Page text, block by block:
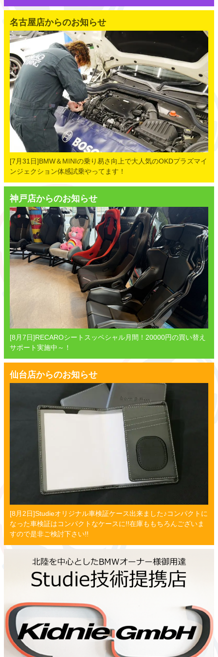
名古屋店からのお知らせ
[7月31日]BMW＆MINIの乗り易さ向上で大人気のOKDプラズマイ
ンジェクション体感試乗やってます！
神戸店からのお知らせ
[8月7日]RECAROシートスッペシャル月間！20000円の買い替え
サポート実施中～！
仙台店からのお知らせ
[8月2日]Studieオリジナル車検証ケース出来ました♪コンパクトに
なった車検証はコンパクトなケースに!!在庫ももちろんございま
すので是非ご検討下さい!!